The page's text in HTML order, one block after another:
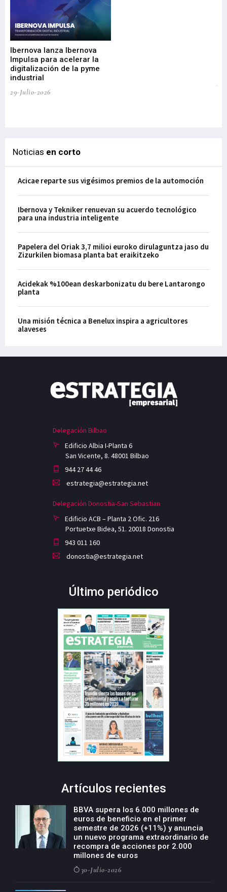
Ibernova lanza Ibernova
Impulsa para acelerar la
digitalización de la pyme
industrial
29-Julio-2026
Noticias en corto
Acicae reparte sus vigésimos premios de la automoción
Ibernova y Tekniker renuevan su acuerdo tecnológico
para una industria inteligente
Papelera del Oriak 3,7 milioi euroko dirulaguntza jaso du
Zizurkilen biomasa planta bat eraikitzeko
Acidekak %100ean deskarbonizatu du bere Lantarongo
planta
Una misión técnica a Benelux inspira a agricultores
alaveses
Delegación Bilbao
Edificio Albia I-Planta 6
San Vicente, 8. 48001 Bilbao
944 27 44 46
estrategia@estrategia.net
Delegación Donostia-San Sebastian
Edificio ACB – Planta 2 Ofic. 216
Portuetxe Bidea, 51. 20018 Donostia
943 011 160
donostia@estrategia.net
Último periódico
Artículos recientes
BBVA supera los 6.000 millones de
euros de beneficio en el primer
semestre de 2026 (+11%) y anuncia
un nuevo programa extraordinario de
recompra de acciones por 2.000
millones de euros
30-Julio-2026